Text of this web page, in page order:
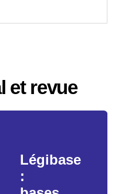
et revue
Légibase
: